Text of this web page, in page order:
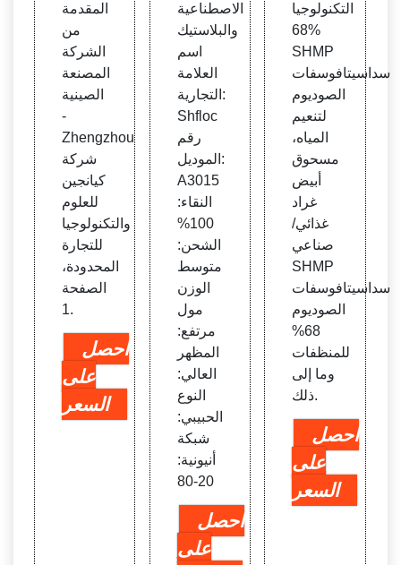
المقدمة
من
الشركة
المصنعة
الصينية
-
Zhengzhou
شركة
كيانجين
للعلوم
والتكنولوجيا
للتجارة
المحدودة،
الصفحة
1.
احصل
على
السعر
الاصطناعية
والبلاستيك
اسم
العلامة
التجارية:
Shfloc
رقم
الموديل:
A3015
النقاء:
100%
الشحن:
متوسط
الوزن
مول
مرتفع:
المظهر
العالي:
النوع
الحبيبي:
شبكة
أنيونية:
20-80
احصل
على
التكنولوجيا
68%
SHMP
سداسيتافوسفات
الصوديوم
لتنعيم
المياه،
مسحوق
أبيض
غراد
غذائي/
صناعي
SHMP
سداسيتافوسفات
الصوديوم
68%
للمنظفات
وما إلى
ذلك.
احصل
على
السعر